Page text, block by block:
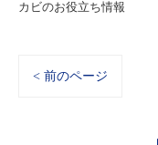
カビのお役立ち情報
< 前のページ